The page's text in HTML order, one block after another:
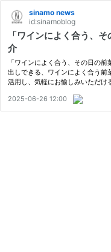
sinamo news
id:sinamoblog
「ワインによく合う、
介
「ワインによく合う、その日の
出しできる、ワインによく合う前
活用し、気軽にお愉しみいただけ
ださい。 店主のひと言：サケ呑
2025-06-26 12:00